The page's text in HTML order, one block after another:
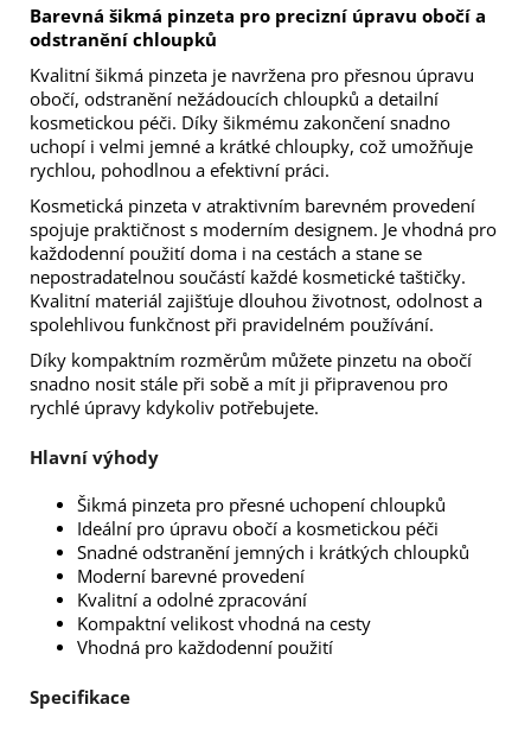
Barevná šikmá pinzeta pro precizní úpravu obočí a
odstranění chloupků
Kvalitní šikmá pinzeta je navržena pro přesnou úpravu
obočí, odstranění nežádoucích chloupků a detailní
kosmetickou péči. Díky šikmému zakončení snadno
uchopí i velmi jemné a krátké chloupky, což umožňuje
rychlou, pohodlnou a efektivní práci.
Kosmetická pinzeta v atraktivním barevném provedení
spojuje praktičnost s moderním designem. Je vhodná pro
každodenní použití doma i na cestách a stane se
nepostradatelnou součástí každé kosmetické taštičky.
Kvalitní materiál zajišťuje dlouhou životnost, odolnost a
spolehlivou funkčnost při pravidelném používání.
Díky kompaktním rozměrům můžete pinzetu na obočí
snadno nosit stále při sobě a mít ji připravenou pro
rychlé úpravy kdykoliv potřebujete.
Hlavní výhody
Šikmá pinzeta pro přesné uchopení chloupků
Ideální pro úpravu obočí a kosmetickou péči
Snadné odstranění jemných i krátkých chloupků
Moderní barevné provedení
Kvalitní a odolné zpracování
Kompaktní velikost vhodná na cesty
Vhodná pro každodenní použití
Specifikace